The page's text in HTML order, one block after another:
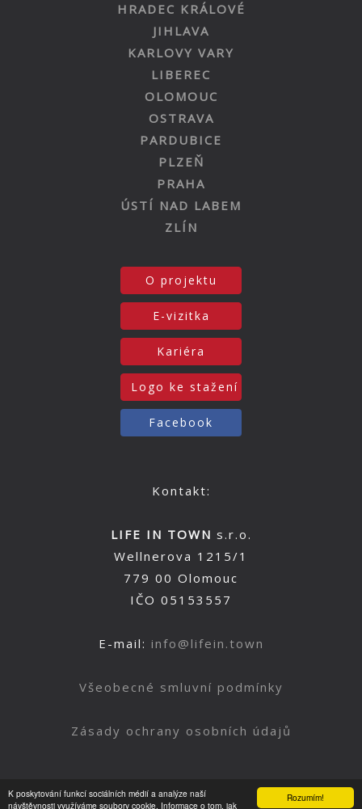
Rozumím!
K poskytování funkcí sociálních médií a analýze naší
návštěvnosti využíváme soubory cookie. Informace o tom, jak
HRADEC KRÁLOVÉ
JIHLAVA
KARLOVY VARY
LIBEREC
OLOMOUC
OSTRAVA
PARDUBICE
PLZEŇ
PRAHA
ÚSTÍ NAD LABEM
ZLÍN
O projektu
E-vizitka
Kariéra
Logo ke stažení
Facebook
Kontakt:
LIFE IN TOWN s.r.o.
Wellnerova 1215/1
779 00 Olomouc
IČO 05153557
E-mail: info@lifein.town
Všeobecné smluvní podmínky
Zásady ochrany osobních údajů